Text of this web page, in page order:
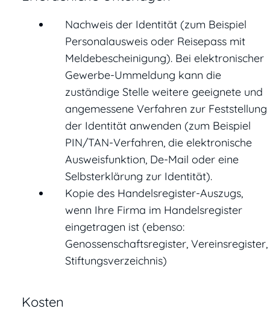
Nachweis der Identität (zum Beispiel
Personalausweis oder Reisepass mit
Meldebescheinigung). Bei elektronischer
Gewerbe-Ummeldung kann die
zuständige Stelle weitere geeignete und
angemessene Verfahren zur Feststellung
der Identität anwenden (zum Beispiel
PIN/TAN-Verfahren, die elektronische
Ausweisfunktion, De-Mail oder eine
Selbsterklärung zur Identität).
Kopie des Handelsregister-Auszugs,
wenn Ihre Firma im Handelsregister
eingetragen ist (ebenso:
Genossenschaftsregister, Vereinsregister,
Stiftungsverzeichnis)
Kosten